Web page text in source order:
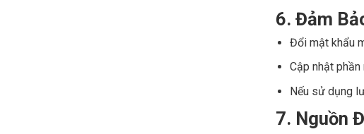
6. Đảm
Đổi mật khẩu
Cập nhật
Nếu sử dụng
7. Nguồn